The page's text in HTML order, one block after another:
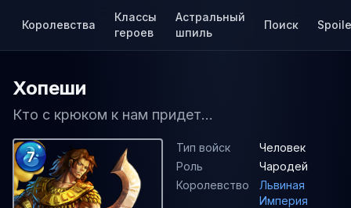
Королевства
Классы
героев
Астральный
шпиль
Поиск
Хопеши
Кто с крюком к нам придет...
7
Тип войск
Человек
Роль
Чародей
Королевство
Львиная
Империя